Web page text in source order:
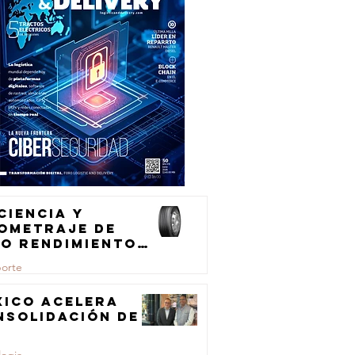
y
de
rendimiento
de
acelera
de